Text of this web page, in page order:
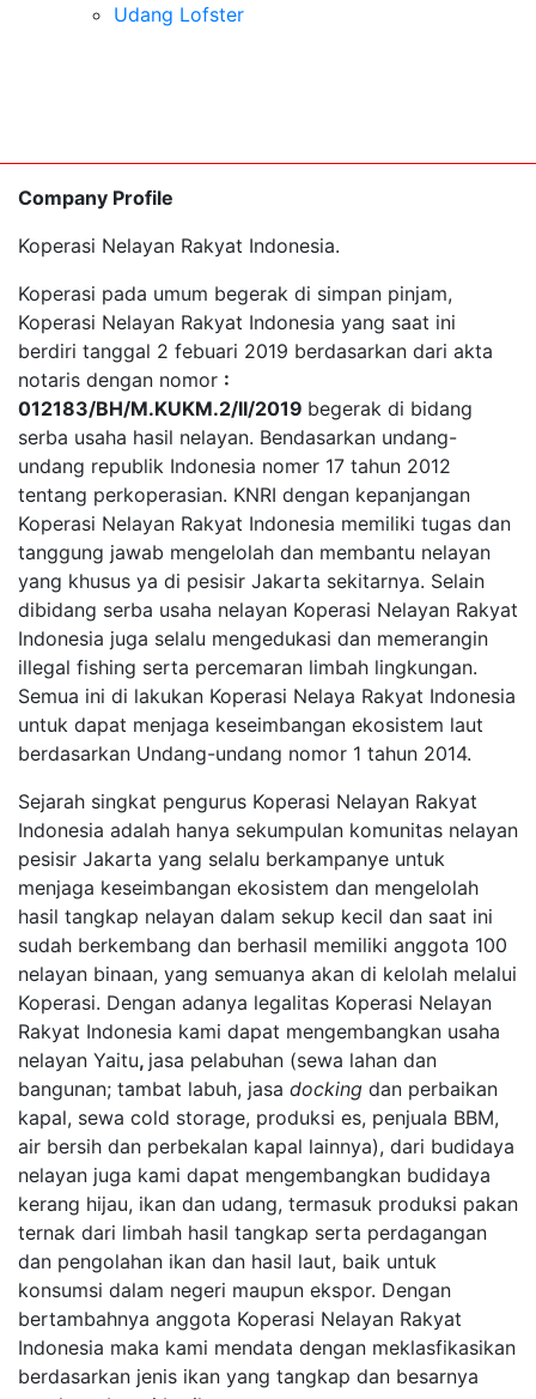
Udang Lofster
Company Profile
Koperasi Nelayan Rakyat Indonesia.
Koperasi pada umum begerak di simpan pinjam,
Koperasi Nelayan Rakyat Indonesia yang saat ini
berdiri tanggal 2 febuari 2019 berdasarkan dari akta
notaris dengan nomor :
012183/BH/M.KUKM.2/II/2019 begerak di bidang
serba usaha hasil nelayan. Bendasarkan undang-
undang republik Indonesia nomer 17 tahun 2012
tentang perkoperasian. KNRI dengan kepanjangan
Koperasi Nelayan Rakyat Indonesia memiliki tugas dan
tanggung jawab mengelolah dan membantu nelayan
yang khusus ya di pesisir Jakarta sekitarnya. Selain
dibidang serba usaha nelayan Koperasi Nelayan Rakyat
Indonesia juga selalu mengedukasi dan memerangin
illegal fishing serta percemaran limbah lingkungan.
Semua ini di lakukan Koperasi Nelaya Rakyat Indonesia
untuk dapat menjaga keseimbangan ekosistem laut
berdasarkan Undang-undang nomor 1 tahun 2014.
Sejarah singkat pengurus Koperasi Nelayan Rakyat
Indonesia adalah hanya sekumpulan komunitas nelayan
pesisir Jakarta yang selalu berkampanye untuk
menjaga keseimbangan ekosistem dan mengelolah
hasil tangkap nelayan dalam sekup kecil dan saat ini
sudah berkembang dan berhasil memiliki anggota 100
nelayan binaan, yang semuanya akan di kelolah melalui
Koperasi. Dengan adanya legalitas Koperasi Nelayan
Rakyat Indonesia kami dapat mengembangkan usaha
nelayan Yaitu, jasa pelabuhan (sewa lahan dan
bangunan; tambat labuh, jasa docking dan perbaikan
kapal, sewa cold storage, produksi es, penjuala BBM,
air bersih dan perbekalan kapal lainnya), dari budidaya
nelayan juga kami dapat mengembangkan budidaya
kerang hijau, ikan dan udang, termasuk produksi pakan
ternak dari limbah hasil tangkap serta perdagangan
dan pengolahan ikan dan hasil laut, baik untuk
konsumsi dalam negeri maupun ekspor. Dengan
bertambahnya anggota Koperasi Nelayan Rakyat
Indonesia maka kami mendata dengan meklasfikasikan
berdasarkan jenis ikan yang tangkap dan besarnya